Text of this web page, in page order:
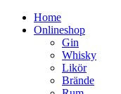
Home
Onlineshop
Gin
Whisky
Likör
Brände